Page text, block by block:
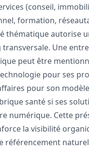
(conseil,
formation,
thématique autorise
Une
peut être
pour ses
pour son
santé si ses
numérique. Cette
la visibilité
référencement